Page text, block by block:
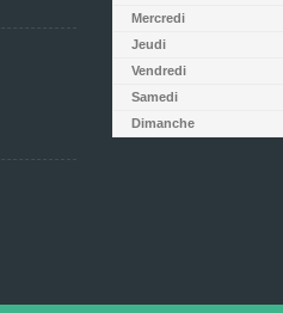
Mercredi
Jeudi
Vendredi
Samedi
Dimanche